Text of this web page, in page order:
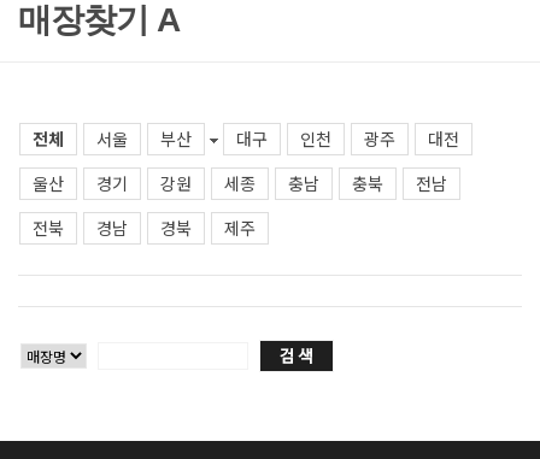
매장찾기 A
전체 서울 부산 대구 인천 광주
대전
울산
경기 강원 세종 충남 충북
전남
전북
경남 경북 제주